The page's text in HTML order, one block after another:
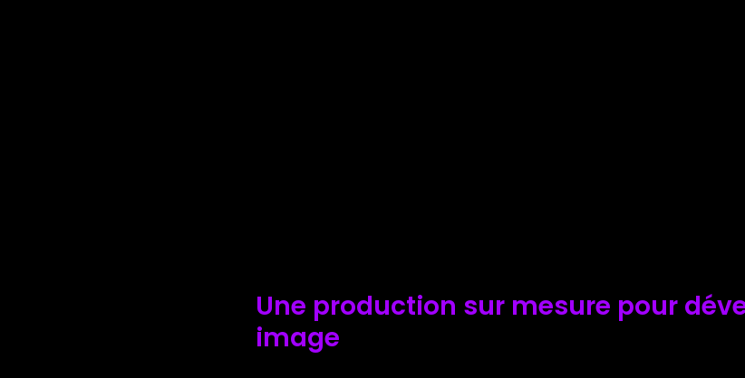
Une production sur mesure pour
image